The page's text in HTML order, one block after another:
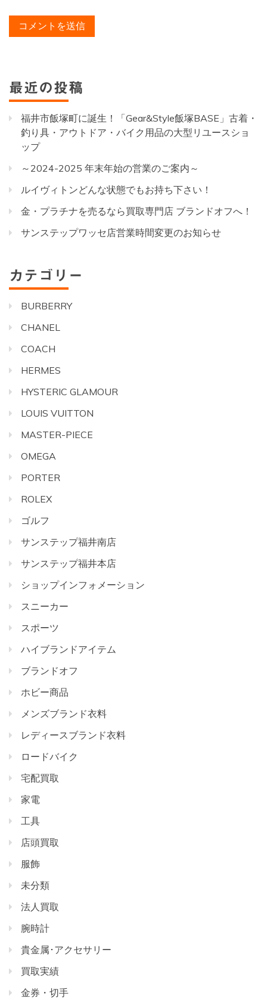
最近の投稿
福井市飯塚町に誕生！「Gear&Style飯塚BASE」古着・
釣り具・アウトドア・バイク用品の大型リユースショ
ップ
～2024-2025 年末年始の営業のご案内～
ルイヴィトンどんな状態でもお持ち下さい！
金・プラチナを売るなら買取専門店 ブランドオフへ！
サンステップワッセ店営業時間変更のお知らせ
カテゴリー
BURBERRY
CHANEL
COACH
HERMES
HYSTERIC GLAMOUR
LOUIS VUITTON
MASTER-PIECE
OMEGA
PORTER
ROLEX
ゴルフ
サンステップ福井南店
サンステップ福井本店
ショップインフォメーション
スニーカー
スポーツ
ハイブランドアイテム
ブランドオフ
ホビー商品
メンズブランド衣料
レディースブランド衣料
ロードバイク
宅配買取
家電
工具
店頭買取
服飾
未分類
法人買取
腕時計
貴金属･アクセサリー
買取実績
金券・切手